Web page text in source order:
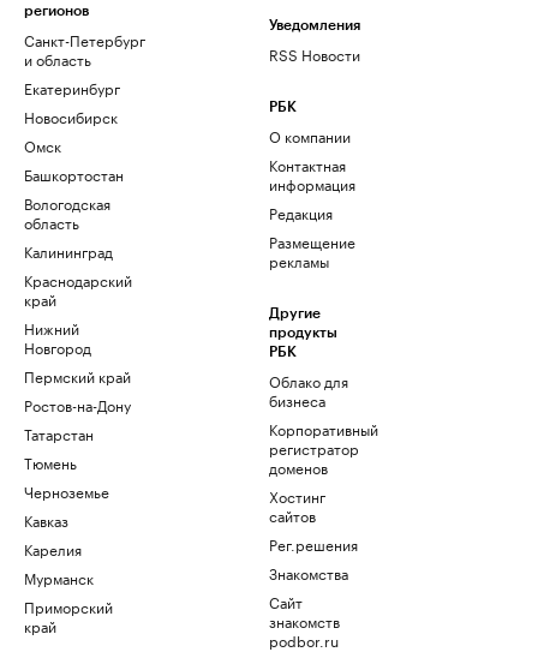
регионов
Санкт-Петербург
и область
Екатеринбург
Новосибирск
Омск
Башкортостан
Вологодская
область
Калининград
Краснодарский
край
Нижний
Новгород
Пермский край
Ростов-на-Дону
Татарстан
Тюмень
Черноземье
Кавказ
Карелия
Мурманск
Приморский
край
Уведомления
RSS Новости
РБК
О компании
Контактная
информация
Редакция
Размещение
рекламы
Другие
продукты
РБК
Облако для
бизнеса
Корпоративный
регистратор
доменов
Хостинг
сайтов
Рег.решения
Знакомства
Сайт
знакомств
podbor.ru